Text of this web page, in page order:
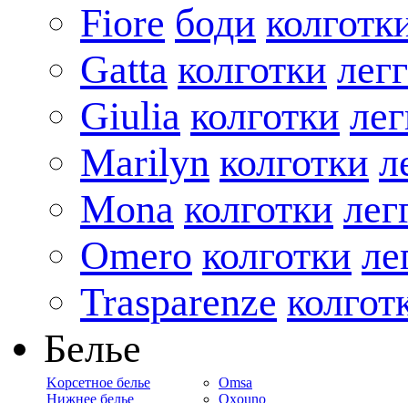
Fiore боди
Gatta колготки
Giulia колготки
Marilyn колготки
Mona колготки
Omero колготки
Trasparenze
Белье
Kорсетное белье
Нижнее белье
Omsa
Oxouno